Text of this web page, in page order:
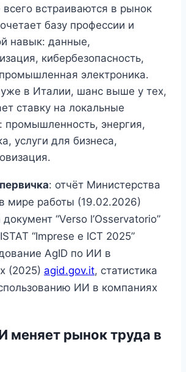
встраиваются в рынок
базу профессии и
навык: данные,
кибербезопасность,
электроника.
в Италии, шанс выше у тех,
ставку на локальные
промышленность, энергия,
услуги для бизнеса,
: отчёт Министерства
мире работы (19.02.2026)
документ “Verso l’Osservatorio”
“Imprese e ICT 2025”
AgID по ИИ в
(2025) agid.gov.it, статистика
ИИ в компаниях
меняет рынок труда в